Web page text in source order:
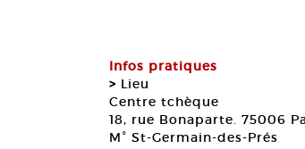
Infos pratiques
> Lieu
Centre tchèque
18, rue Bonaparte. 75006
M° St-Germain-des-Prés